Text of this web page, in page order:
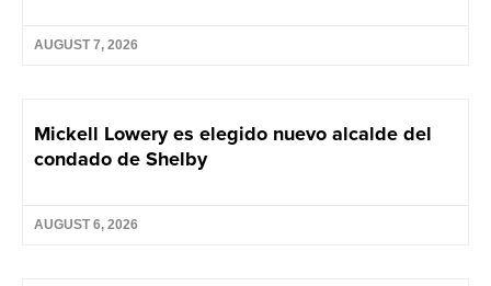
AUGUST 7, 2026
Mickell Lowery es elegido nuevo alcalde del
condado de Shelby
AUGUST 6, 2026